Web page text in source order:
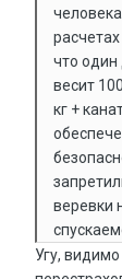
расчетах
что один
весит
кг +
веревки
Угу, видимо